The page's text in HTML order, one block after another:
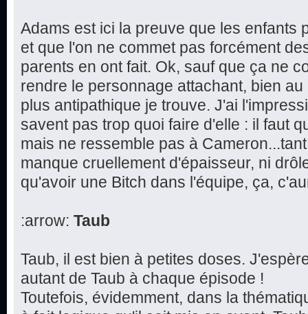
Adams est ici la preuve que les enfants
et que l'on ne commet pas forcément
parents en ont fait. Ok, sauf que ça ne
rendre le personnage attachant, bien
plus antipathique je trouve. J'ai
savent pas trop quoi faire d'elle : il faut
mais ne ressemble pas à
manque cruellement d'épaisseur, ni
qu'avoir une Bitch dans l'équipe, ça,
:arrow: Taub
Taub, il est bien à petites doses.
autant de Taub à chaque épisode !
Toutefois, évidemment, dans la